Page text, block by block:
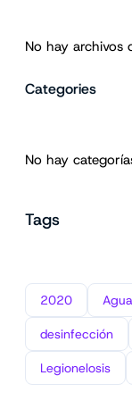
No hay archivos
Categories
No hay
Tags
2020 Agua
desinfección
Legionelosis